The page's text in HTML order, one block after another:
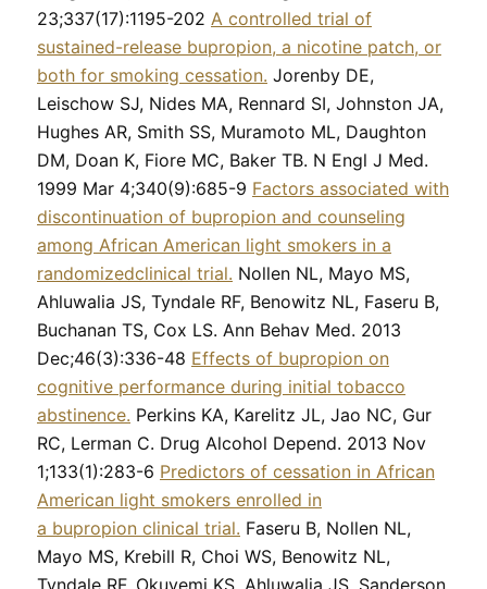
23;337(17):1195-202 A controlled trial of
sustained-release bupropion, a nicotine patch, or
both for smoking cessation. Jorenby DE,
Leischow SJ, Nides MA, Rennard SI, Johnston JA,
Hughes AR, Smith SS, Muramoto ML, Daughton
DM, Doan K, Fiore MC, Baker TB. N Engl J Med.
1999 Mar 4;340(9):685-9 Factors associated with
discontinuation of bupropion and counseling
among African American light smokers in a
randomizedclinical trial. Nollen NL, Mayo MS,
Ahluwalia JS, Tyndale RF, Benowitz NL, Faseru B,
Buchanan TS, Cox LS. Ann Behav Med. 2013
Dec;46(3):336-48 Effects of bupropion on
cognitive performance during initial tobacco
abstinence. Perkins KA, Karelitz JL, Jao NC, Gur
RC, Lerman C. Drug Alcohol Depend. 2013 Nov
1;133(1):283-6 Predictors of cessation in African
American light smokers enrolled in
a bupropion clinical trial. Faseru B, Nollen NL,
Mayo MS, Krebill R, Choi WS, Benowitz NL,
Tyndale RF, Okuyemi KS, Ahluwalia JS, Sanderson